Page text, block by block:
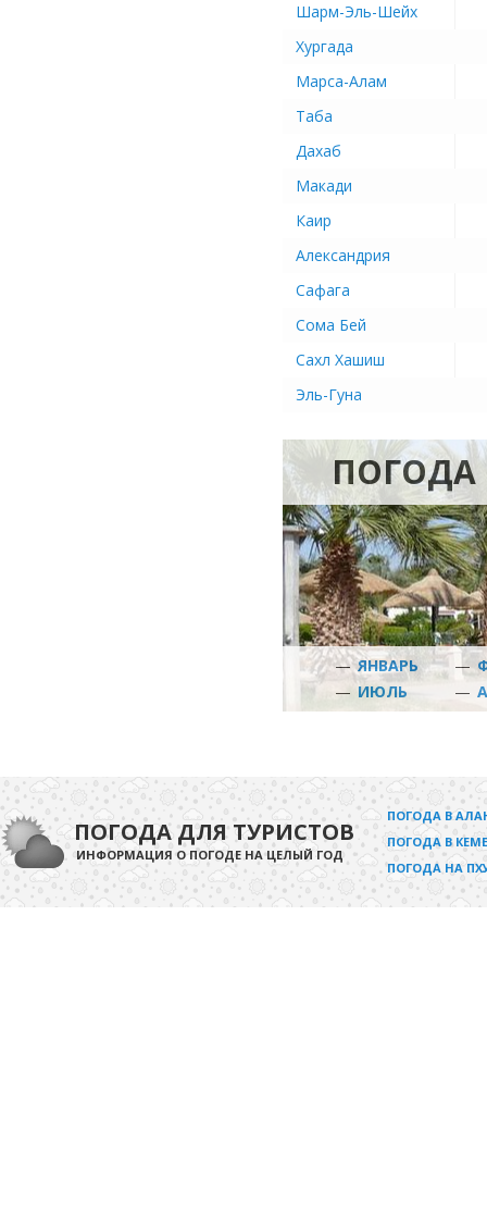
Шарм-Эль-Шейх
Хургада
Марса-Алам
Таба
Дахаб
Макади
Каир
Александрия
Сафага
Сома Бей
Сахл Хашиш
Эль-Гуна
ПОГОДА
—ЯНВАРЬ —
— ИЮЛЬ —
ПОГОДА ДЛЯ ТУРИСТОВ
ИНФОРМАЦИЯ О ПОГОДЕ НА ЦЕЛЫЙ ГОД
ПОГОДА В
ПОГОДА В
ПОГОДА НА